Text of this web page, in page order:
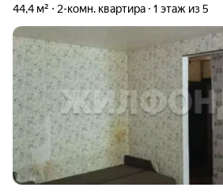
44,4 м² 2-комн. квартира 1 этаж из 5